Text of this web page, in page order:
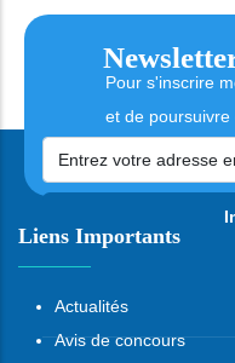
Pour s'inscrire
et de poursuivre
Liens Importants
Actualités
Avis de concours